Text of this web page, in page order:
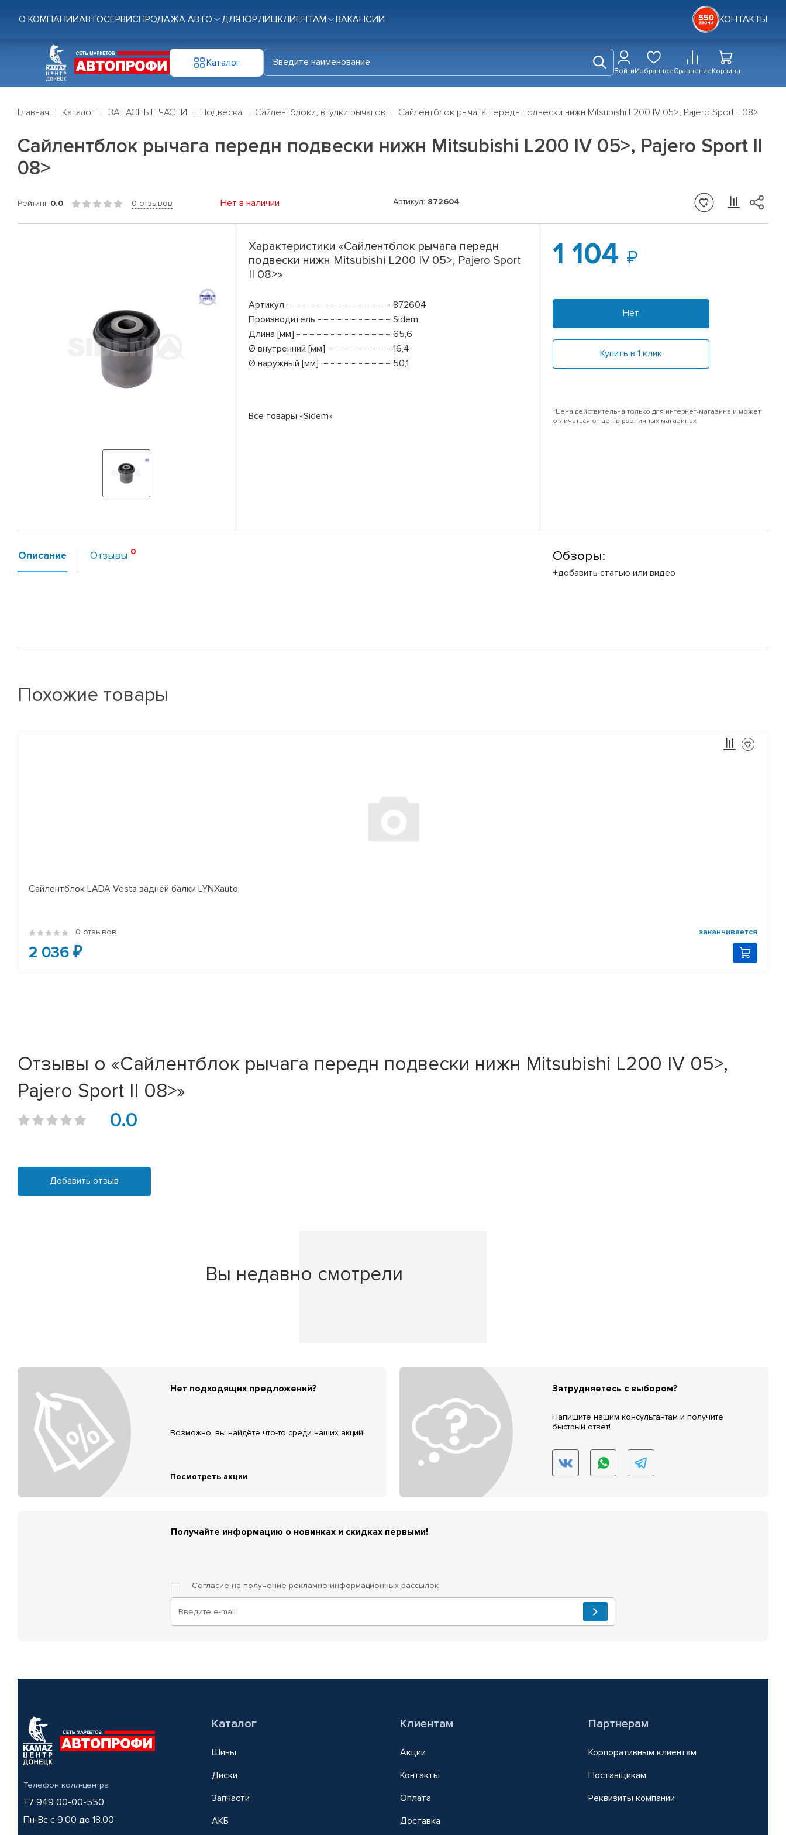
О КОМПАНИИАВТОСЕРВИСПРОДАЖА АВТО ДЛЯ ЮР.ЛИЦКЛИЕНТАМ ВАКАНСИИ КОНТАКТЫ
Каталог
ВойтиИзбранноеСравнениеКорзина
Главная Каталог ЗАПАСНЫЕ ЧАСТИ Подвеска Сайлентблоки, втулки рычагов Сайлентблок рычага передн подвески нижн Mitsubishi L200 IV 05>, Pajero Sport II 08>
Сайлентблок рычага передн подвески нижн Mitsubishi L200 IV 05>, Pajero Sport II
08>
Рейтинг 0.0 0 отзывов Нет в наличии Артикул: 872604
Характеристики «Сайлентблок рычага передн
подвески нижн Mitsubishi L200 IV 05>, Pajero Sport
II 08>»
Артикул
872604
Производитель
Sidem
Длина [мм]
65,6
Ø внутренний [мм]
16,4
Ø наружный [мм]
50,1
Все товары «Sidem»
1 104
Нет
Купить в 1 клик
*Цена действительна только для интернет-магазина и может
отличаться от цен в розничных магазинах
Описание Отзывы Обзоры:
+добавить статью или видео
Похожие товары
Сайлентблок LADA Vesta задней балки LYNXauto
0 отзывов заканчивается
2 036 ₽
Отзывы о «Сайлентблок рычага передн подвески нижн Mitsubishi L200 IV 05>,
Pajero Sport II 08>»
0.0
Добавить отзыв
Вы недавно смотрели
Нет подходящих предложений?
Возможно, вы найдёте что-то среди наших акций!
Посмотреть акции
Затрудняетесь с выбором?
Напишите нашим консультантам и получите
быстрый ответ!
Получайте информацию о новинках и скидках первыми!
Согласие на получение рекламно-информационных рассылок
Телефон колл-центра
+7 949 00-00-550
Пн-Вс с 9.00 до 18.00
Каталог
Шины
Диски
Запчасти
АКБ
Клиентам
Акции
Контакты
Оплата
Доставка
Партнерам
Корпоративным клиентам
Поставщикам
Реквизиты компании